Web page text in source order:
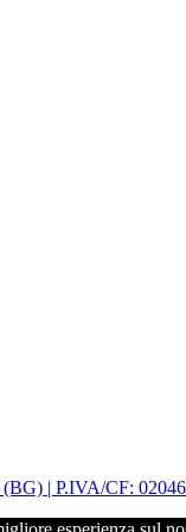
| P.IVA/CF: